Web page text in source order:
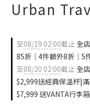
Urban
至08/19 02:00截止全
85折｜4件額外8折｜5
至08/20 02:00截止全
$2,999送經典保溫杯|
$7,999 送VANTA行李